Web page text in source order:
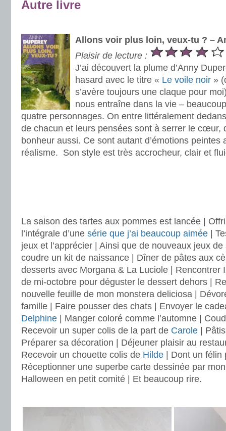
Autre livre
Allons voir plus loin, veux-tu ? –
Plaisir de lecture :
J’ai découvert la plume d’Anny
hasard avec le titre « Le voile noir »
s’avère toujours une claque pour
nous entraîne dans la vie –
quatre personnages. On entre littéralement
de chacun et leurs pensées sont à serrer le cœur,
bonheur aussi. Ce sont autant d’émotions peintes
réalisme. Son style est très accrocheur, clair et
La saison des tartes aux pommes est lancée |
l’intégrale d’une série que j’ai beaucoup aimée |
jeux et l’apprécier | Ainsi que de nouveaux jeux
coudre un kit de naissance | Dîner de pâtes aux
desserts avec Morgana & La Luciole | Rencontrer
de mi-octobre pour déguster le dessert dehors |
nouvelle feuille de mon monstera deliciosa |
famille | Faire pousser des chats | Envoyer le
Delphine | Manger coloré comme l’automne |
Recevoir un super colis de la part de Carole |
Préparer sa décoration | Déjeuner plaisir au
Recevoir un chouette colis de Hilde | Dont un
Réceptionner une superbe carte dessinée par
Halloween en petit comité | Et beaucoup rire.